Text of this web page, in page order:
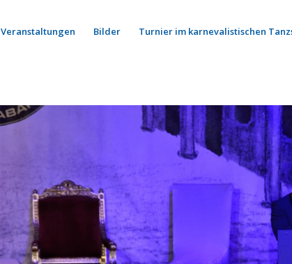
Veranstaltungen Bilder Turnier im karnevalistischen